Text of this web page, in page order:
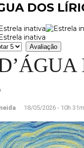
DOS
18/05/2026 - 10h